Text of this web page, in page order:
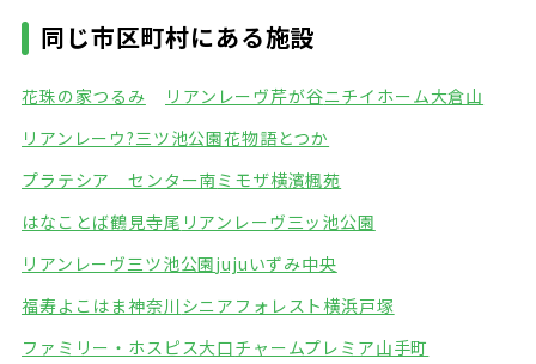
同じ市区町村にある施設
花珠の家つるみ リアンレーヴ芹が谷ニチイホーム大倉山
リアンレーウ?三ツ池公園花物語とつか
プラテシア センター南ミモザ横濱楓苑
はなことば鶴見寺尾 リアンレーヴ三ッ池公園
リアンレーヴ三ツ池公園jujuいずみ中央
福寿よこはま神奈川 シニアフォレスト横浜戸塚
ファミリー・ホスピス大口チャームプレミア山手町